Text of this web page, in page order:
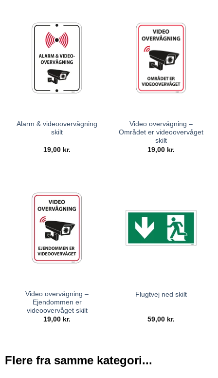
Alarm & videoovervågning
skilt
19,00 kr.
Video overvågning –
Området er videoovervåget
skilt
19,00 kr.
Video overvågning –
Ejendommen er
videoovervåget skilt
19,00 kr.
Flugtvej ned skilt
59,00 kr.
Flere fra samme kategori...